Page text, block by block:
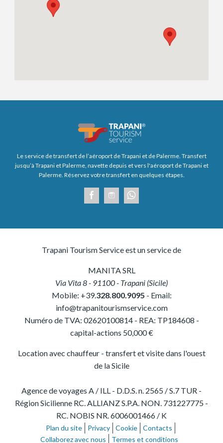
Le service de transfert de l’aéroport de Trapani et de Palerme. Transfert
jusqu’à Trapani et Palerme, navette depuis et vers l'aéroport de Trapani et
Palerme. Réservez votre transfert en quelques étapes.
Trapani Tourism Service est un service de
MANITA SRL
Via Vita 8- 91100- Trapani (Sicile)
Mobile: +39.328.800.9095 - Email:
info@trapanitourismservice.com
Numéro de TVA: 02620100814- REA: TP184608 -
capital-actions 50,000 €
Location avec chauffeur - transfert et visite dans l'ouest
de la Sicile
Agence de voyages A / ILL - D.D.S. n. 2565 / S.7 TUR -
Région Sicilienne RC. ALLIANZ S.P.A. NON. 731227775 -
RC. NOBIS NR. 6006001466 / K
Plan du site Privacy Cookie
Contacts
Collaborez avec nous
Termes et conditions